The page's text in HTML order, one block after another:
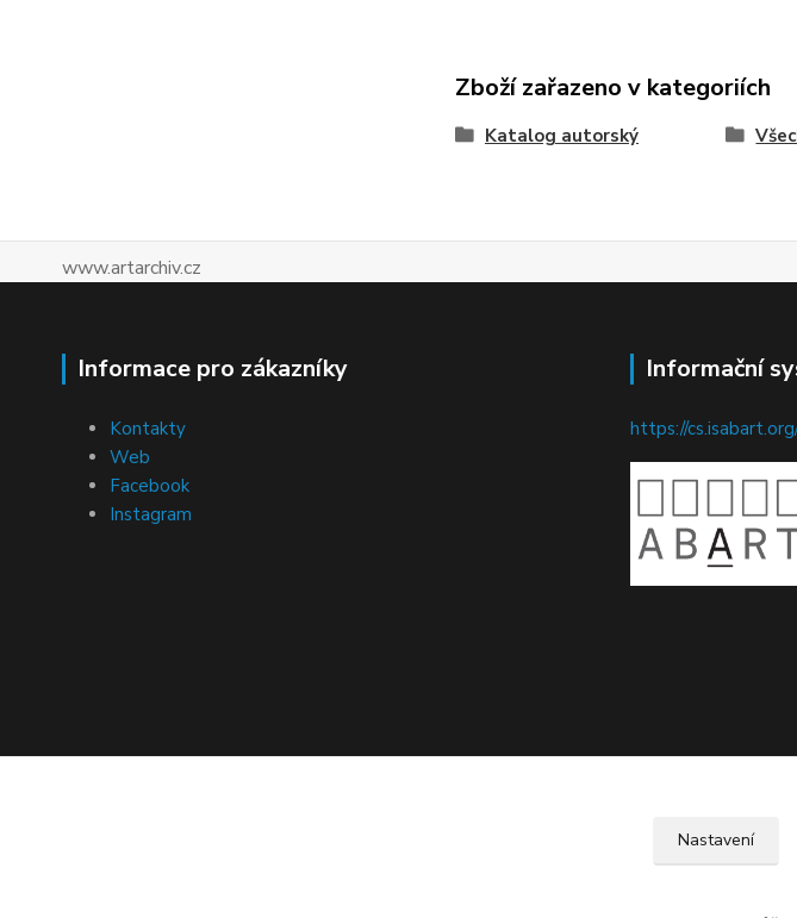
Zboží zařazeno v kategoriích
Katalog autorský
www.artarchiv.cz
Informace pro zákazníky
Kontakty
Web
Facebook
Instagram
Informační
https://
Upravit
Nastavení